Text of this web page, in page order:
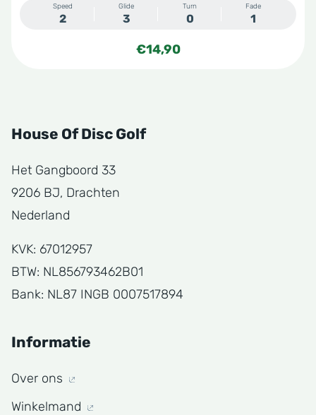
Speed
2
Glide
3
Turn
0
Fade
1
€14,90
House Of Disc Golf
Het Gangboord 33
9206 BJ, Drachten
Nederland
KVK: 67012957
BTW: NL856793462B01
Bank: NL87 INGB 0007517894
Informatie
Over ons
Winkelmand